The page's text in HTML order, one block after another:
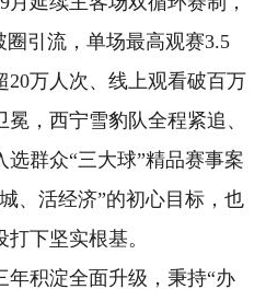
圈引流，单场最高观赛3.5
20万人次、线上观看破百万
，西宁雪豹队全程紧追、
群众“三大球”精品赛事案
、活经济”的初心目标，也
下坚实根基。
积淀全面升级，秉持“办